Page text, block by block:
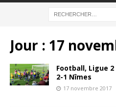
Jour : 17
Football, Ligue
2-1 Nîmes
17 novembre 2017